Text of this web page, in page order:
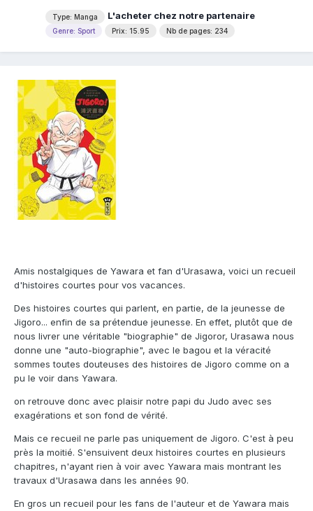
Type: Manga L'acheter chez notre partenaire
Genre: Sport Prix: 15.95 Nb de pages: 234
Amis nostalgiques de Yawara et fan d'Urasawa, voici un recueil
d'histoires courtes pour vos vacances.
Des histoires courtes qui parlent, en partie, de la jeunesse de
Jigoro... enfin de sa prétendue jeunesse. En effet, plutôt que de
nous livrer une véritable "biographie" de Jigoror, Urasawa nous
donne une "auto-biographie", avec le bagou et la véracité
sommes toutes douteuses des histoires de Jigoro comme on a
pu le voir dans Yawara.
on retrouve donc avec plaisir notre papi du Judo avec ses
exagérations et son fond de vérité.
Mais ce recueil ne parle pas uniquement de Jigoro. C'est à peu
près la moitié. S'ensuivent deux histoires courtes en plusieurs
chapitres, n'ayant rien à voir avec Yawara mais montrant les
travaux d'Urasawa dans les années 90.
En gros un recueil pour les fans de l'auteur et de Yawara mais